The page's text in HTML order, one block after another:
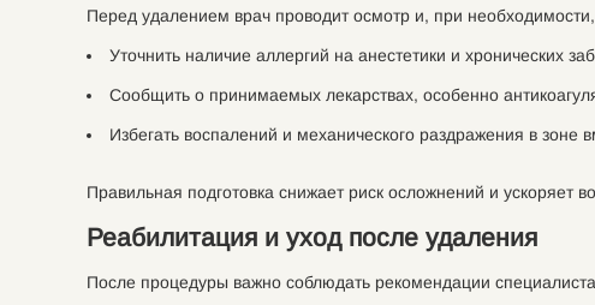
Перед удалением врач проводит осмотр и, при
Уточнить наличие аллергий на анестетики и хронических
Сообщить о принимаемых лекарствах, особенно
Избегать воспалений и механического раздражения в зоне
Правильная подготовка снижает риск осложнений и ускоряет
Реабилитация и уход после удаления
После процедуры важно соблюдать рекомендации